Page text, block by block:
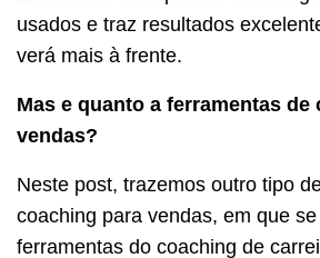
usados e traz resultados
verá mais à frente.
Mas e quanto a ferramentas de
vendas?
Neste post, trazemos outro tipo
coaching para vendas, em que
ferramentas do coaching de